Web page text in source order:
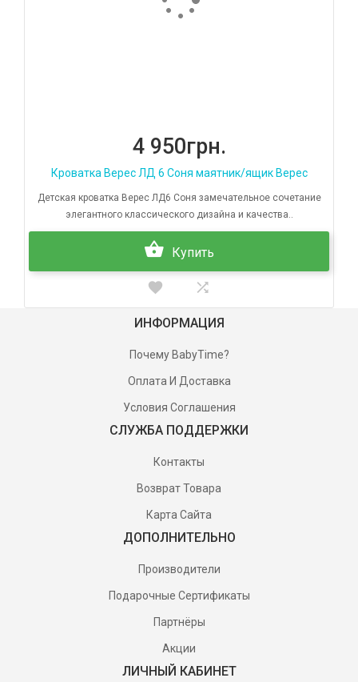
4 950грн.
Кроватка Верес ЛД 6 Соня маятник/ящик Верес
Детская кроватка Верес ЛД6 Соня замечательное сочетание
элегантного классического дизайна и качества..
Купить
ИНФОРМАЦИЯ
Почему BabyTime?
Оплата И Доставка
Условия Соглашения
СЛУЖБА ПОДДЕРЖКИ
Контакты
Возврат Товара
Карта Сайта
ДОПОЛНИТЕЛЬНО
Производители
Подарочные Сертификаты
Партнёры
Акции
ЛИЧНЫЙ КАБИНЕТ